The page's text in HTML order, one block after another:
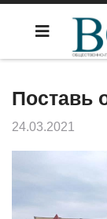
Поставь
24.03.2021